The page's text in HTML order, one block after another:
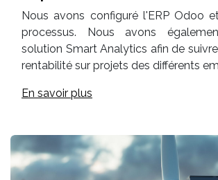
Nous avons configuré l'ERP Odoo
processus. Nous avons
solution Smart Analytics afin de
rentabilité sur projets des différents
En savoir plus